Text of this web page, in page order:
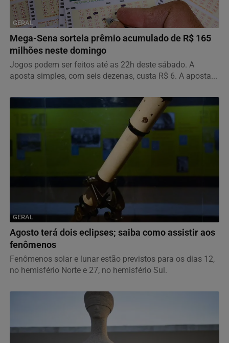
GERAL
Mega-Sena sorteia prêmio acumulado de R$ 165
milhões neste domingo
Jogos podem ser feitos até as 22h deste sábado. A
aposta simples, com seis dezenas, custa R$ 6. A aposta...
GERAL
Agosto terá dois eclipses; saiba como assistir aos
fenômenos
Fenômenos solar e lunar estão previstos para os dias 12,
no hemisfério Norte e 27, no hemisfério Sul.